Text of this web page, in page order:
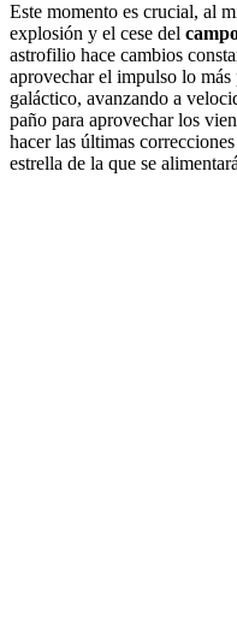
Este momento es crucial, al
explosión y el cese del
astrofilio hace cambios
aprovechar el impulso lo
galáctico, avanzando a
paño para aprovechar los
hacer las últimas
estrella de la que se